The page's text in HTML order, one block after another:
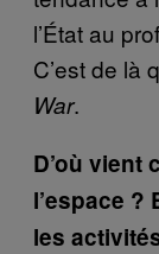
l’État au
C’est de là
War.
D’où vient
l’espace ?
les